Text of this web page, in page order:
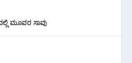
ಮೂವರ ಸಾವು